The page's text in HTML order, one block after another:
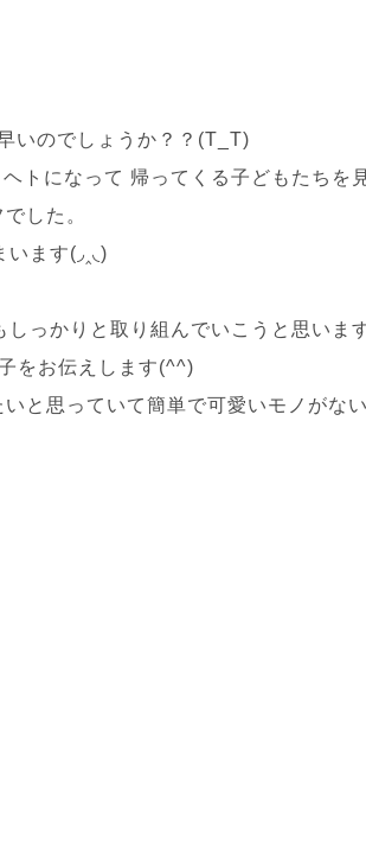
いのでしょうか？？(T_T)
トになって 帰ってくる子どもたちを
した。
ます(◞‸◟)
っかりと取り組んでいこうと思いま
をお伝えします(^^)
と思っていて簡単で可愛いモノがな